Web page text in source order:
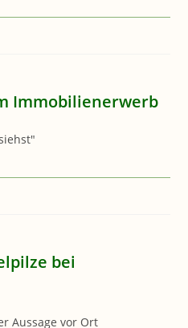
Immobilienerwerb
bei
Aussage vor Ort